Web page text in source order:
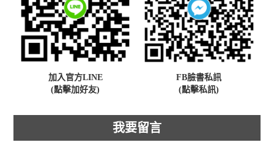
加入官方LINE
(點擊加好友)
FB臉書私訊
(點擊私訊)
我要留言